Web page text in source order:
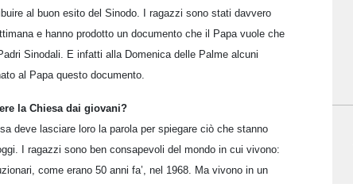
al buon esito del Sinodo. I ragazzi sono stati davvero
e hanno prodotto un documento che il Papa vuole che
Sinodali. E infatti alla Domenica delle Palme alcuni
al Papa questo documento.
la Chiesa dai giovani?
deve lasciare loro la parola per spiegare ciò che stanno
I ragazzi sono ben consapevoli del mondo in cui vivono:
come erano 50 anni fa’, nel 1968. Ma vivono in un